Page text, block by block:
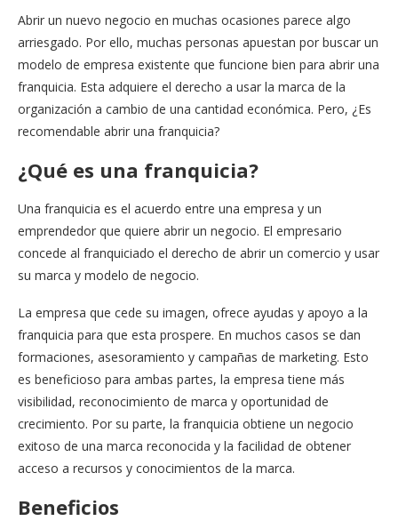
Abrir un nuevo negocio en muchas ocasiones parece algo
arriesgado. Por ello, muchas personas apuestan por buscar un
modelo de empresa existente que funcione bien para abrir una
franquicia. Esta adquiere el derecho a usar la marca de la
organización a cambio de una cantidad económica. Pero, ¿Es
recomendable abrir una franquicia?
¿Qué es una franquicia?
Una franquicia es el acuerdo entre una empresa y un
emprendedor que quiere abrir un negocio. El empresario
concede al franquiciado el derecho de abrir un comercio y usar
su marca y modelo de negocio.
La empresa que cede su imagen, ofrece ayudas y apoyo a la
franquicia para que esta prospere. En muchos casos se dan
formaciones, asesoramiento y campañas de marketing. Esto
es beneficioso para ambas partes, la empresa tiene más
visibilidad, reconocimiento de marca y oportunidad de
crecimiento. Por su parte, la franquicia obtiene un negocio
exitoso de una marca reconocida y la facilidad de obtener
acceso a recursos y conocimientos de la marca.
Beneficios